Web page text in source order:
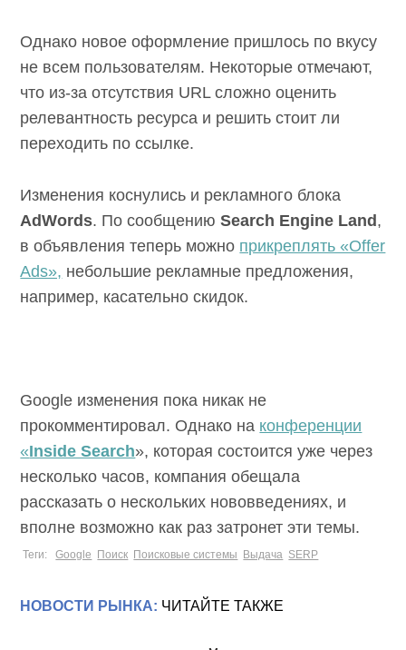
Однако новое оформление пришлось по вкусу
не всем пользователям. Некоторые отмечают,
что из-за отсутствия URL сложно оценить
релевантность ресурса и решить стоит ли
переходить по ссылке.
Изменения коснулись и рекламного блока
AdWords. По сообщениюSearch Engine Land ,
в объявления теперь можно прикреплять «Offer
Ads», небольшие рекламные предложения,
например, касательно скидок.
Google изменения пока никак не
прокомментировал. Однако на конференции
«Inside Search», которая состоится уже через
несколько часов, компания обещала
рассказать о нескольких нововведениях, и
вполне возможно как раз затронет эти темы.
Теги: Google Поиск Поисковые системы Выдача SERP
НОВОСТИ РЫНКА: ЧИТАЙТЕ ТАКЖЕ